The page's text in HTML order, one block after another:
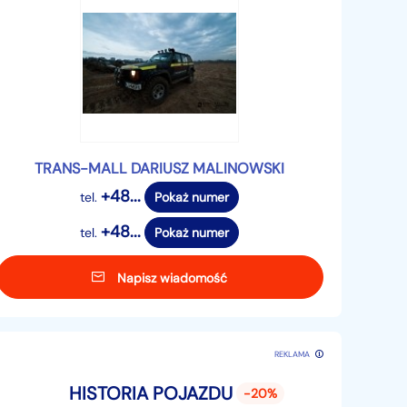
TRANS-MALL DARIUSZ MALINOWSKI
tel. +48... Pokaż numer
tel. +48... Pokaż numer
Napisz wiadomość
REKLAMA
HISTORIA POJAZDU -20%